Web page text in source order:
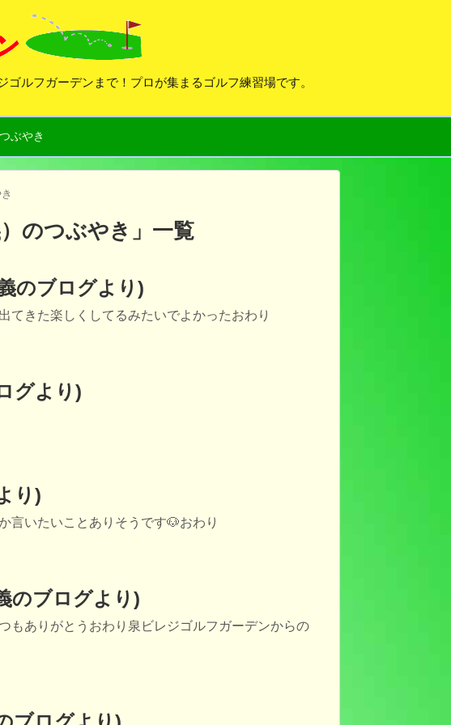
ルフガーデンまで！プロが集まるゴルフ練習場です。
ぶやき
のつぶやき 」 一覧
のブログより)
てきた楽しくしてるみたいでよかったおわり
グより)
り)
言いたいことありそうです🐶おわり
のブログより)
もありがとうおわり泉ビレジゴルフガーデンからの